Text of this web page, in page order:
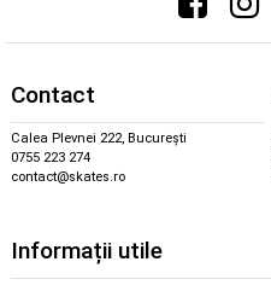
Contact
Calea Plevnei 222, București
0755 223 274
contact@skates.ro
Informații utile